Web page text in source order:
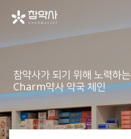
참약사가 되기 위해 노력하는
Charm약사 약국 체인